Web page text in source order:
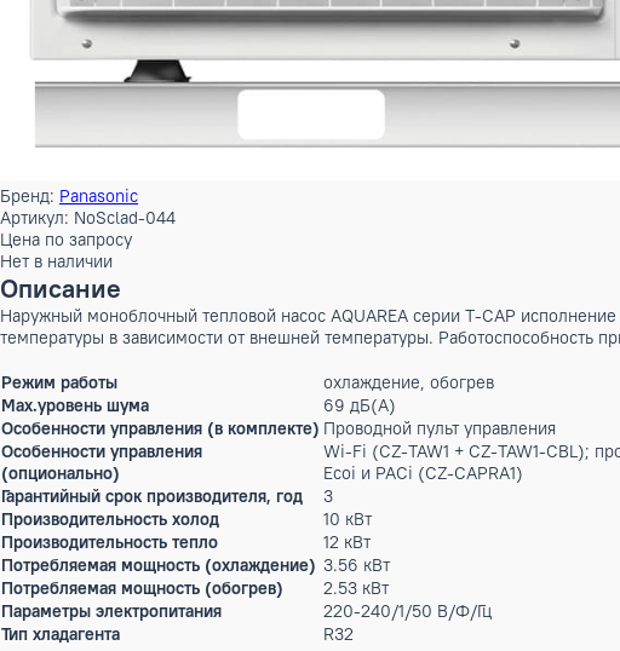
Бренд:Panasonic
Артикул: NoSclad-044
Цена по запросу
Нет в наличии
Описание
Наружный моноблочный тепловой насос AQUAREA серии T-CAP
температуры в зависимости от внешней температуры.